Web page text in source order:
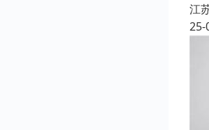
江
25-